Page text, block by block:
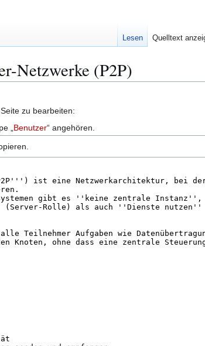
Netzwerke (P2P)
zu bearbeiten:
„ Benutzer“ angehören.
Lesen Quelltext